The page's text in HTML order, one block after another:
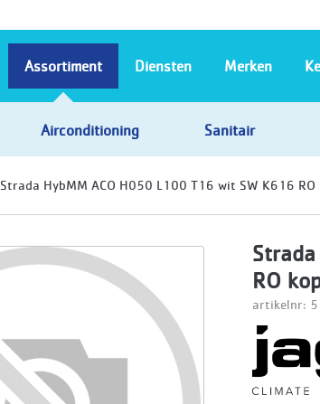
Assortiment
Airconditioning Sanitair
Diensten Merken
Strada HybMM ACO H050 L100 T16 wit SW K616 RO
RO
artikelnr: